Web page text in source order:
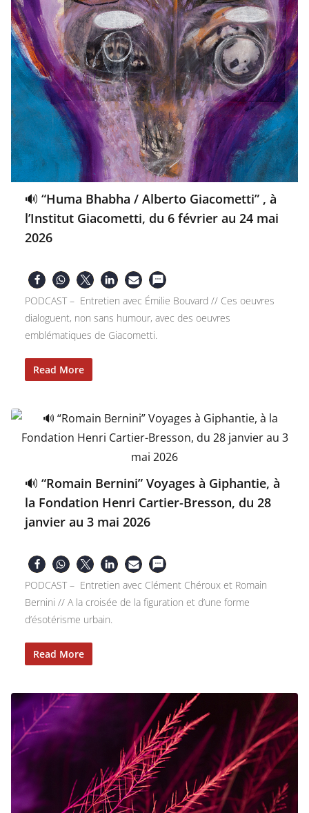
🔊 “Huma Bhabha / Alberto Giacometti” , à
l’Institut Giacometti, du 6 février au 24 mai
2026
PODCAST – Entretien avec Émilie Bouvard // Ces oeuvres
dialoguent, non sans humour, avec des oeuvres
emblématiques de Giacometti.
Read More
🔊 “Romain Bernini” Voyages à Giphantie, à
la Fondation Henri Cartier-Bresson, du 28
janvier au 3 mai 2026
PODCAST – Entretien avec Clément Chéroux et Romain
Bernini // A la croisée de la figuration et d’une forme
d’ésotérisme urbain.
Read More